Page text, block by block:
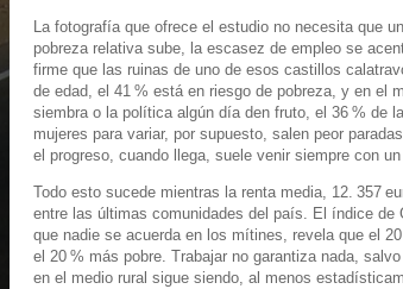
La fotografía que ofrece el estudio no necesita que
pobreza relativa sube, la escasez de empleo se
firme que las ruinas de uno de esos castillos
de edad, el 41 % está en riesgo de pobreza, y en el
siembra o la política algún día den fruto, el 36 % de
mujeres para variar, por supuesto, salen peor
el progreso, cuando llega, suele venir siempre con
Todo esto sucede mientras la renta media, 12. 357
entre las últimas comunidades del país. El índice de
que nadie se acuerda en los mítines, revela que el
el 20 % más pobre. Trabajar no garantiza nada,
en el medio rural sigue siendo, al menos